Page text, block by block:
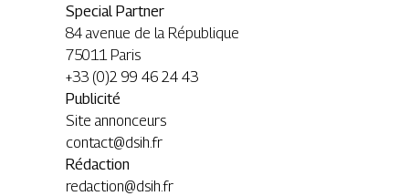
Special Partner
84 avenue de la République
75011 Paris
+33 (0)2 99 46 24 43
Publicité
Site annonceurs
contact@dsih.fr
Rédaction
redaction@dsih.fr